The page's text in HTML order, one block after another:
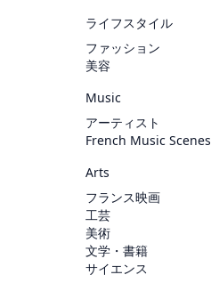
ライフスタイル
ファッション
美容
Music
アーティスト
French Music Scenes
Arts
フランス映画
工芸
美術
文学・書籍
サイエンス